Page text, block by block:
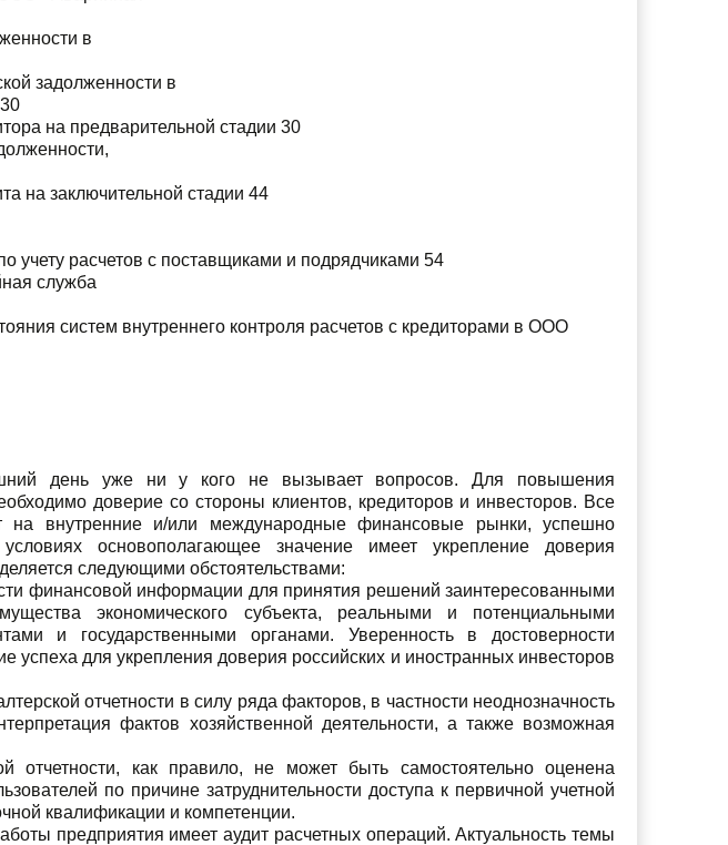
в
задолженности в
на предварительной стадии 30
на заключительной стадии 44
учету расчетов с поставщиками и подрядчиками 54
служба
систем внутреннего контроля расчетов с кредиторами в ООО
день уже ни у кого не вызывает вопросов. Для повышения
доверие со стороны клиентов, кредиторов и инвесторов. Все
на внутренние и/или международные финансовые рынки, успешно
основополагающее значение имеет укрепление доверия
следующими обстоятельствами:
финансовой информации для принятия решений заинтересованными
экономического субъекта, реальными и потенциальными
и государственными органами. Уверенность в достоверности
успеха для укрепления доверия российских и иностранных инвесторов
отчетности в силу ряда факторов, в частности неоднозначность
фактов хозяйственной деятельности, а также возможная
отчетности, как правило, не может быть самостоятельно оценена
по причине затруднительности доступа к первичной учетной
квалификации и компетенции.
предприятия имеет аудит расчетных операций. Актуальность темы